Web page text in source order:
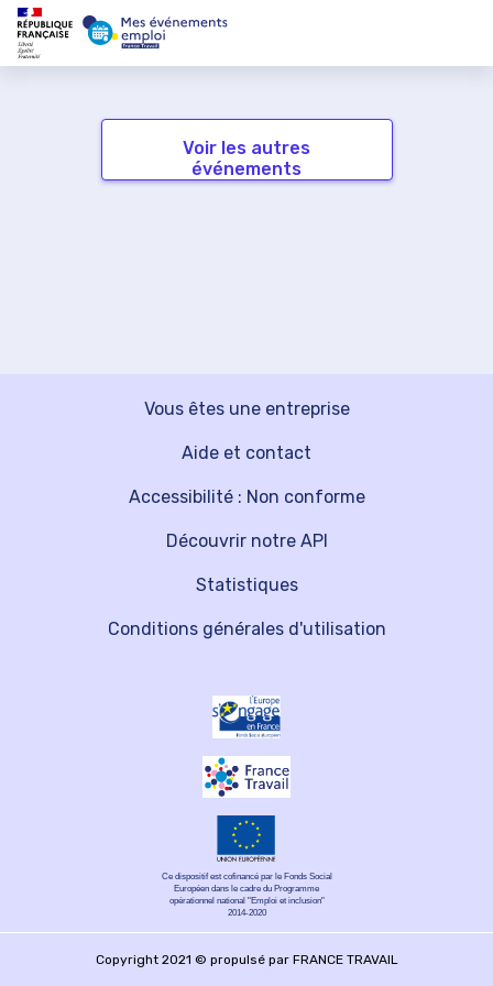
Voir les autres
événements
Vous êtes une entreprise
Découvrir notre API
Aide et contact
Statistiques
Accessibilité : Non conforme
Conditions générales d'utilisation
Ce dispositif est cofinancé par le Fonds Social
Européen dans le cadre du Programme
opérationnel national "Emploi et inclusion"
2014-2020
Copyright 2021 © propulsé par FRANCE TRAVAIL